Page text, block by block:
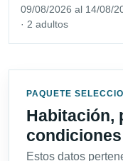
09/08/2026 al 14/08/
· 2 adultos
PAQUETE
Habitación,
Estos datos